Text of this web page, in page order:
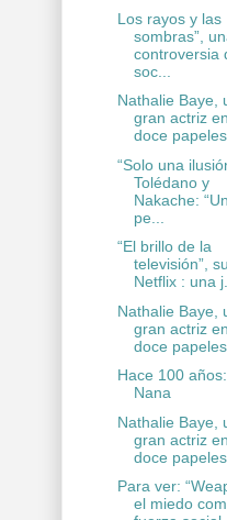
Los rayos y las
sombras”,
controversia
soc...
Nathalie Baye,
gran actriz en
doce
“Solo una
Tolédano y
Nakache:
pe...
“El brillo de la
televisión”,
Netflix : una
Nathalie Baye,
gran actriz en
doce
Hace 100 años:
Nana
Nathalie Baye,
gran actriz en
doce
Para ver:
el miedo